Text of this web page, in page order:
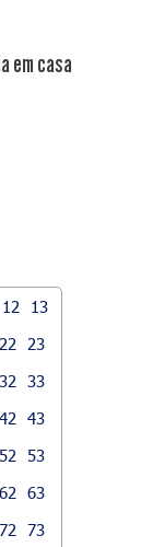
em casa
12
13
22
23
32
33
42
43
52
53
62
63
72
73